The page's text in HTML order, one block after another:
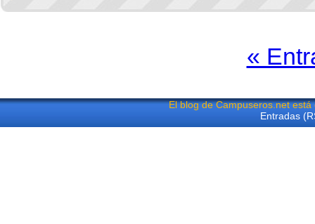
«
El blog de Campuseros.net
Entradas